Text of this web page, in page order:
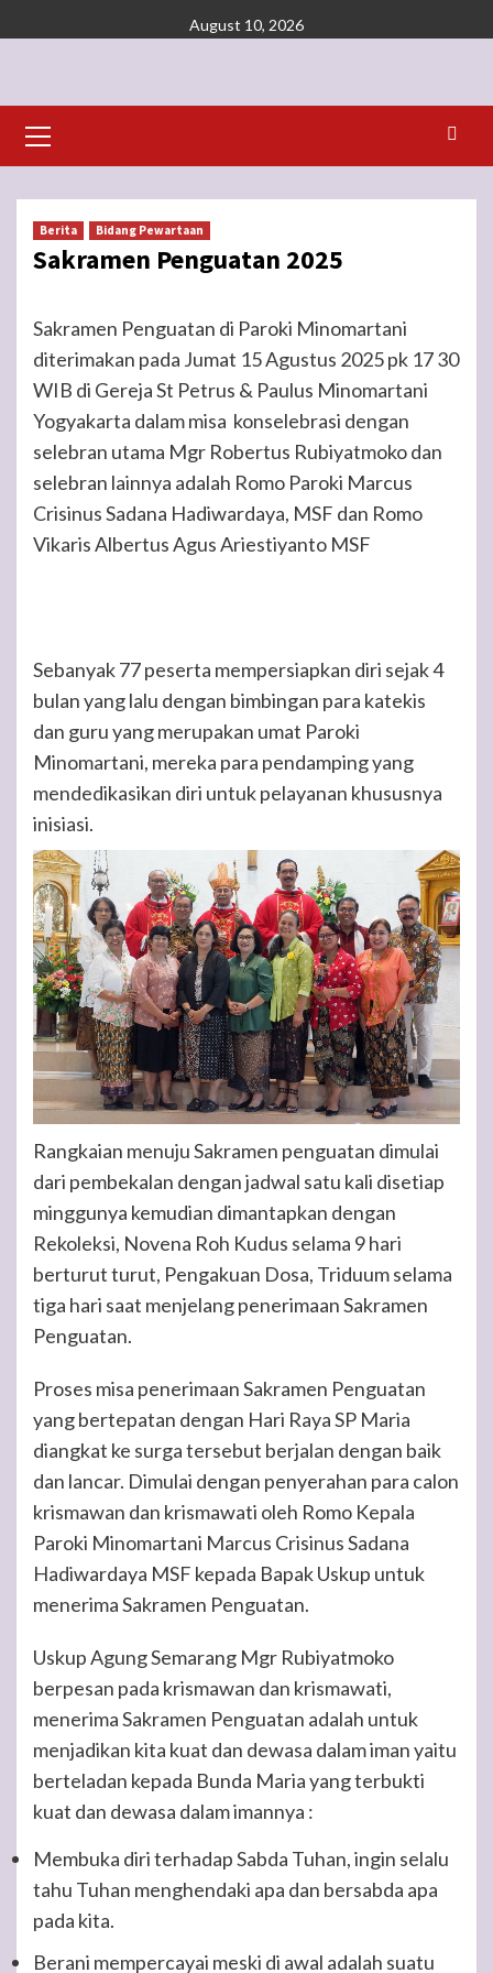
to
August 10, 2026
Menu
Berita Bidang Pewartaan
Sakramen Penguatan 2025
Sakramen Penguatan di Paroki Minomartani
diterimakan pada Jumat 15 Agustus 2025 pk 17 30
WIB di Gereja St Petrus & Paulus Minomartani
Yogyakarta dalam misa konselebrasi dengan
selebran utama Mgr Robertus Rubiyatmoko dan
selebran lainnya adalah Romo Paroki Marcus
Crisinus Sadana Hadiwardaya, MSF dan Romo
Vikaris Albertus Agus Ariestiyanto MSF
Sebanyak 77 peserta mempersiapkan diri sejak 4
bulan yang lalu dengan bimbingan para katekis
dan guru yang merupakan umat Paroki
Minomartani, mereka para pendamping yang
mendedikasikan diri untuk pelayanan khususnya
inisiasi.
Rangkaian menuju Sakramen penguatan dimulai
dari pembekalan dengan jadwal satu kali disetiap
minggunya kemudian dimantapkan dengan
Rekoleksi, Novena Roh Kudus selama 9 hari
berturut turut, Pengakuan Dosa, Triduum selama
tiga hari saat menjelang penerimaan Sakramen
Penguatan.
Proses misa penerimaan Sakramen Penguatan
yang bertepatan dengan Hari Raya SP Maria
diangkat ke surga tersebut berjalan dengan baik
dan lancar. Dimulai dengan penyerahan para calon
krismawan dan krismawati oleh Romo Kepala
Paroki Minomartani Marcus Crisinus Sadana
Hadiwardaya MSF kepada Bapak Uskup untuk
menerima Sakramen Penguatan.
Uskup Agung Semarang Mgr Rubiyatmoko
berpesan pada krismawan dan krismawati,
menerima Sakramen Penguatan adalah untuk
menjadikan kita kuat dan dewasa dalam iman yaitu
berteladan kepada Bunda Maria yang terbukti
kuat dan dewasa dalam imannya :
Membuka diri terhadap Sabda Tuhan, ingin selalu
tahu Tuhan menghendaki apa dan bersabda apa
pada kita.
Berani mempercayai meski di awal adalah suatu